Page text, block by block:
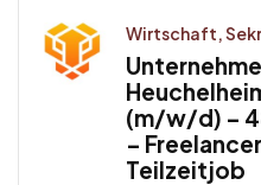
Wirtschaft,
(m/w/d) –
–
Teilzeitjob